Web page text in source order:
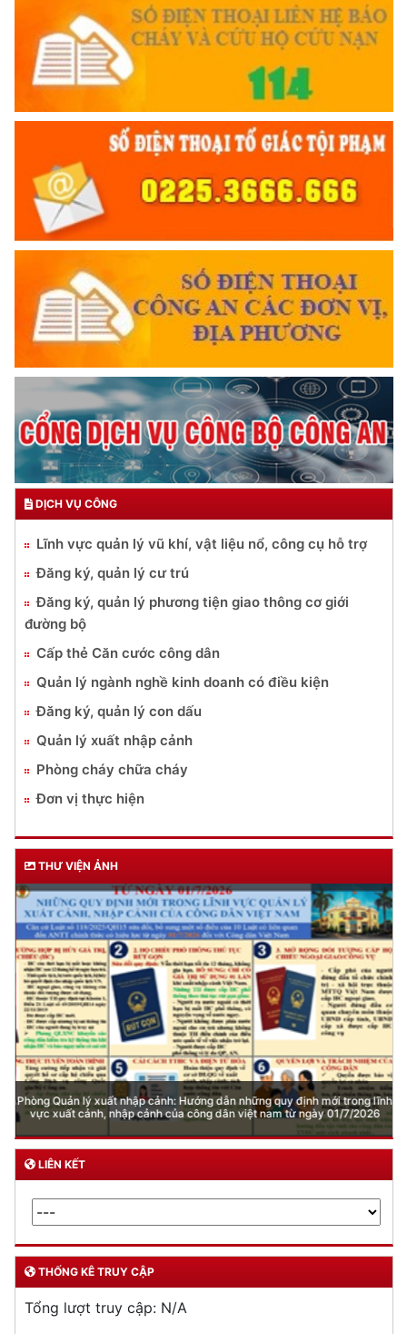
DỊCH VỤ CÔNG
Lĩnh vực quản lý vũ khí, vật liệu nổ, công cụ hỗ trợ
Đăng ký, quản lý cư trú
Đăng ký, quản lý phương tiện giao thông cơ giới
đường bộ
Cấp thẻ Căn cước công dân
Quản lý ngành nghề kinh doanh có điều kiện
Đăng ký, quản lý con dấu
Quản lý xuất nhập cảnh
Phòng cháy chữa cháy
Đơn vị thực hiện
THƯ VIỆN ẢNH
Phòng Quản lý xuất nhập cảnh: Hướng dẫn những quy định mới trong lĩnh
vực xuất cảnh, nhập cảnh của công dân việt nam từ ngày 01/7/2026
LIÊN KẾT
THỐNG KÊ TRUY CẬP
Tổng lượt truy cập: N/A